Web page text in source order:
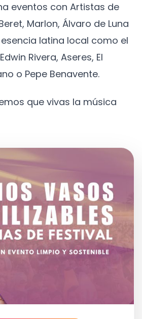
eventos con Artistas de
Marlon, Álvaro de Luna
latina local como el
Rivera, Aseres, El
o Pepe Benavente.
que vivas la música